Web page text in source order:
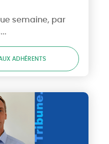
semaine, par
ADHÉRENTS